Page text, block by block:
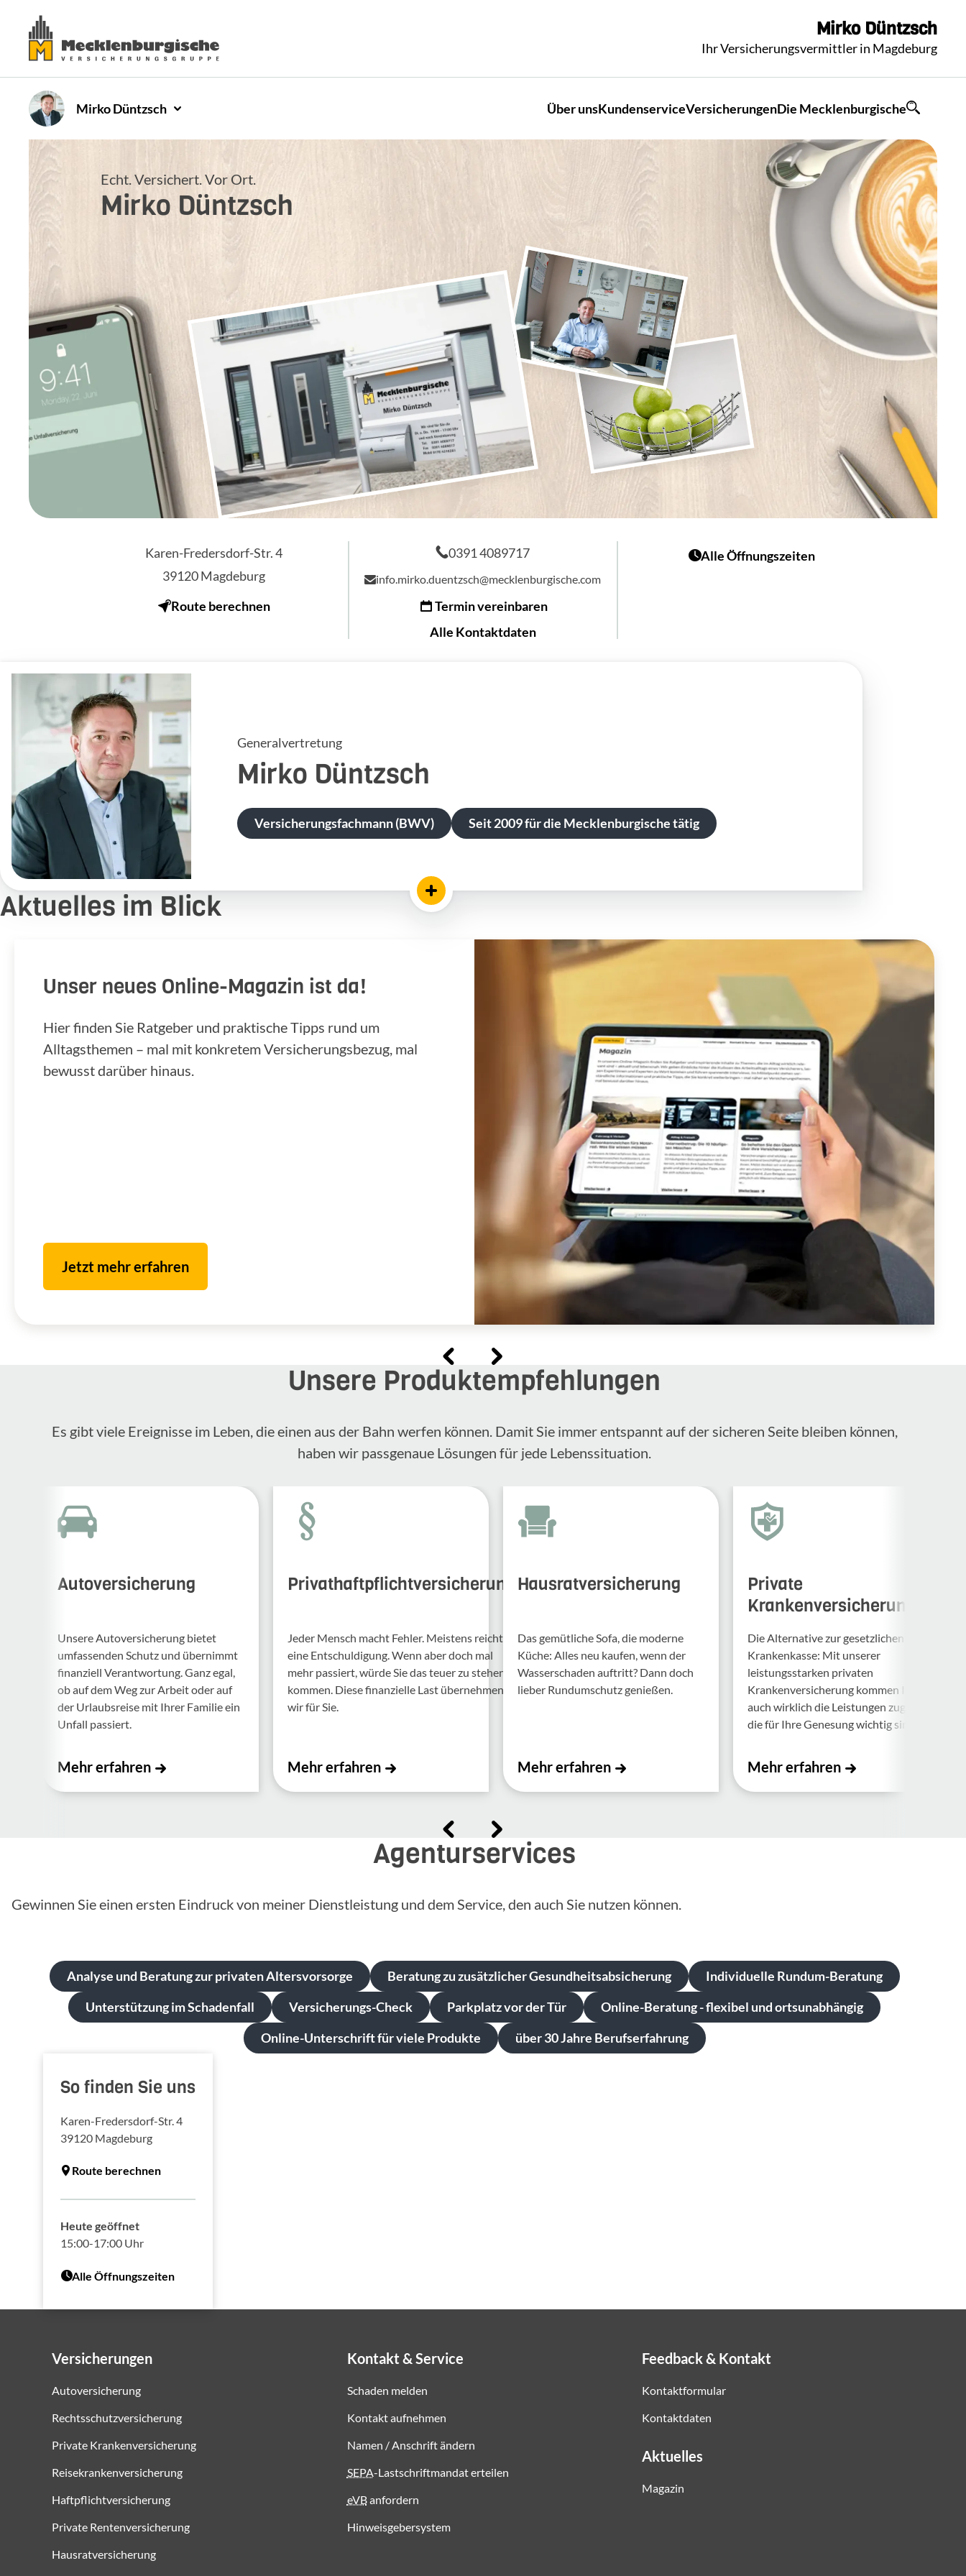
Mirko Düntzsch
Ihr Versicherungsvermittler in Magdeburg
MirkoDüntzsch Über unsKundenserviceVersicherungenDie Mecklenburgische
Mirko Düntzsch
Echt. Versichert. Vor Ort.
Karen-Fredersdorf-Str. 4
39120Magdeburg
Route berechnen
0391 4089717
info.mirko.duentzsch@mecklenburgische.com
Termin vereinbaren
Alle Kontaktdaten
Alle Öffnungszeiten
Generalvertretung
Mirko Düntzsch
Versicherungsfachmann (BWV) Seit 2009 für die Mecklenburgische tätig
Aktuelles im Blick
Unser neues Online-Magazin ist da!
Hier finden Sie Ratgeber und praktische Tipps rund um
Alltagsthemen – mal mit konkretem Versicherungsbezug, mal
bewusst darüber hinaus.
Jetzt mehr erfahren
Unsere Produktempfehlungen
Es gibt viele Ereignisse im Leben, die einen aus der Bahn werfen können. Damit Sie immer entspannt auf der sicheren Seite bleiben können,
haben wir passgenaue Lösungen für jede Lebenssituation.
Autoversicherung
Unsere Auto­ver­si­che­rung bietet
umfas­senden Schutz und über­nimmt
finan­ziell Verant­wor­tung. Ganz egal,
ob auf dem Weg zur Arbeit oder auf
der Urlaubs­reise mit Ihrer Familie ein
Unfall passiert.
Mehr erfahren
Privathaftpflichtversicherung
Jeder Mensch macht Fehler. Meis­tens reicht
eine Entschul­di­gung. Wenn aber doch mal
mehr passiert, würde Sie das teuer zu stehen
kommen. Diese finan­zi­elle Last über­nehmen
wir für Sie.
Mehr erfahren
Hausratversicherung
Das gemütliche Sofa, die moderne
Küche: Alles neu kaufen, wenn der
Wasserschaden auftritt? Dann doch
lieber Rundumschutz genießen.
Mehr erfahren
Private
Krankenversicherung
Die Alternative zur gesetzlichen
Krankenkasse: Mit unserer
leistungsstarken privaten
Krankenversicherung kommen Ihnen
auch wirklich die Leistungen zugute,
die für Ihre Genesung wichtig sind.
Mehr erfahren
Agenturservices
Gewinnen Sie einen ersten Eindruck von meiner Dienstleistung und dem Service, den auch Sie nutzen können.
Analyse und Beratung zur privaten Altersvorsorge Beratung zu zusätzlicher Gesundheitsabsicherung
Individuelle Rundum-Beratung
Unterstützung im Schadenfall
Versicherungs-Check Parkplatz vor der Tür
Online-Beratung - flexibel und ortsunabhängig
Online-Unterschrift für viele Produkte
über 30 Jahre Berufserfahrung
So finden Sie uns
Karen-Fredersdorf-Str. 4
39120 Magdeburg
Route berechnen
Heute geöffnet
15:00-17:00 Uhr
Alle Öffnungszeiten
Versicherungen
Autoversicherung
Rechtsschutzversicherung
Private Krankenversicherung
Reisekrankenversicherung
Haftpflichtversicherung
Private Rentenversicherung
Hausratversicherung
Kontakt & Service
Schaden melden
Kontakt aufnehmen
Namen / Anschrift ändern
SEPA-Lastschriftmandat erteilen
eVBanfordern
Hinweisgebersystem
Feedback & Kontakt
Kontaktformular
Kontaktdaten
Aktuelles
Magazin